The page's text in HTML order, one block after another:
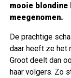
mooie blondine
meegenomen.
De prachtige
daar heeft ze het
Groot deelt dan
haar volgers. Zo